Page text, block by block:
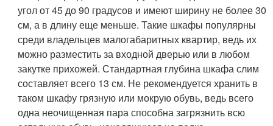
угол от 45 до 90 градусов и имеют ширину не более 30
см, а в длину еще меньше. Такие шкафы популярны
среди владельцев малогабаритных квартир, ведь их
можно разместить за входной дверью или в любом
закутке прихожей. Стандартная глубина шкафа слим
составляет всего 13 см. Не рекомендуется хранить в
таком шкафу грязную или мокрую обувь, ведь всего
одна неочищенная пара способна загрязнить всю